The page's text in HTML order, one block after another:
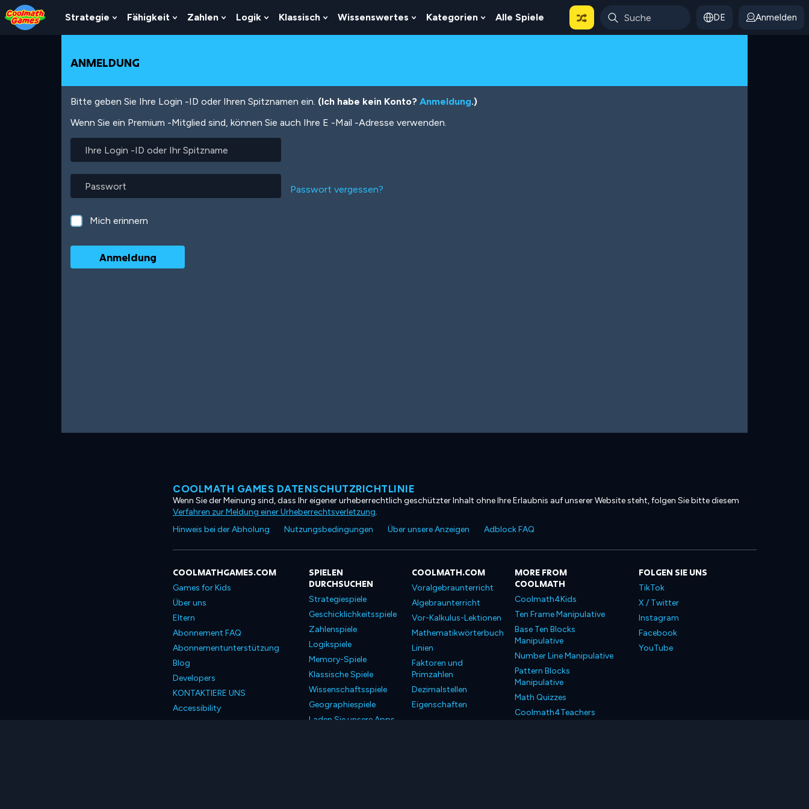
Skip
to
Top
Skip
to
Navigation
Skip
to
Main
Skip
to
Footer
Direkt
zum
Inhalt
Strategie
Show
Submenu
Strategie
Fähigkeit
Show
Submenu
Zahlen
Show
Submenu
Logik
Show
Submenu
Klassisch
Show
Submenu
Wissenswertes
Show
Submenu
Kategorien
Show
Submenu
Alle Spiele DE Anmelden
ANMELDUNG
Bitte geben Sie Ihre Login -ID oder Ihren Spitznamen ein. (Ich habe kein Konto? Anmeldung.)
Wenn Sie ein Premium -Mitglied sind, können Sie auch Ihre E -Mail -Adresse verwenden.
Login
ID
oder
Ihr
Spitzname
Passwort vergessen?
Mich erinnern
COOLMATH GAMES DATENSCHUTZRICHTLINIE
Wenn Sie der Meinung sind, dass Ihr eigener urheberrechtlich geschützter Inhalt ohne Ihre Erlaubnis auf unserer Website steht, folgen Sie bitte diesem
Verfahren zur Meldung einer Urheberrechtsverletzung.
Hinweis bei der Abholung
Nutzungsbedingungen Über unsere Anzeigen Adblock FAQ
COOLMATHGAMES.COM
Games for Kids
Über uns
Eltern
Abonnement FAQ
Abonnementunterstützung
Blog
Developers
KONTAKTIERE UNS
Accessibility
SPIELEN
DURCHSUCHEN
Strategiespiele
Geschicklichkeitsspiele
Zahlenspiele
Logikspiele
Memory-Spiele
Klassische Spiele
Wissenschaftsspiele
Geographiespiele
Laden Sie unsere Apps
COOLMATH.COM
Voralgebraunterricht
Algebraunterricht
Vor-Kalkulus-Lektionen
Mathematikwörterbuch
Linien
Faktoren und
Primzahlen
Dezimalstellen
Eigenschaften
MORE FROM
COOLMATH
Coolmath4Kids
Ten Frame Manipulative
Base Ten Blocks
Manipulative
Number Line Manipulative
Pattern Blocks
Manipulative
Math Quizzes
Coolmath4Teachers
FOLGEN SIE UNS
TikTok
X / Twitter
Instagram
Facebook
YouTube